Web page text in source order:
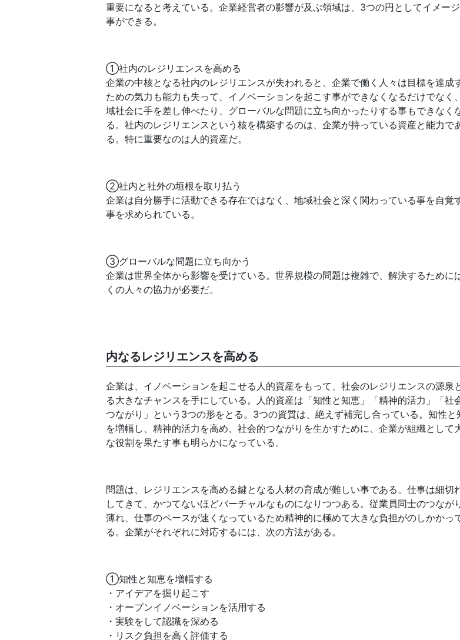
重要になると考えている。企業経営者の影響が及ぶ領域は、3つの円としてイメー
事ができる。
①社内のレジリエンスを高める
企業の中核となる社内のレジリエンスが失われると、企業で働く人々は目標を達成
ための気力も能力も失って、イノベーションを起こす事ができなくなるだけでなく
域社会に手を差し伸べたり、グローバルな問題に立ち向かったりする事もできなく
る。社内のレジリエンスという核を構築するのは、企業が持っている資産と能力で
る。特に重要なのは人的資産だ。
②社内と社外の垣根を取り払う
企業は自分勝手に活動できる存在ではなく、地域社会と深く関わっている事を自覚
事を求められている。
③グローバルな問題に立ち向かう
企業は世界全体から影響を受けている。世界規模の問題は複雑で、解決するために
くの人々の協力が必要だ。
内なるレジリエンスを高める
企業は、イノベーションを起こせる人的資産をもって、社会のレジリエンスの源泉
る大きなチャンスを手にしている。人的資産は「知性と知恵」「精神的活力」「社
つながり」という3つの形をとる。3つの資質は、絶えず補完し合っている。知性と
を増幅し、精神的活力を高め、社会的つながりを生かすために、企業が組織として
な役割を果たす事も明らかになっている。
問題は、レジリエンスを高める鍵となる人材の育成が難しい事である。仕事は細切
してきて、かつてないほどバーチャルなものになりつつある。従業員同士のつなが
薄れ、仕事のペースが速くなっているため精神的に極めて大きな負担がのしかかっ
る。企業がそれぞれに対応するには、次の方法がある。
①知性と知恵を増幅する
・アイデアを掘り起こす
・オープンイノベーションを活用する
・実験をして認識を深める
・リスク負担を高く評価する